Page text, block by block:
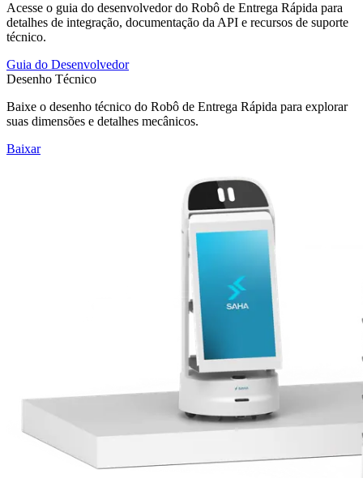
Acesse o guia do desenvolvedor do Robô de Entrega Rápida para
detalhes de integração, documentação da API e recursos de suporte
técnico.
Guia do Desenvolvedor
Desenho Técnico
Baixe o desenho técnico do Robô de Entrega Rápida para explorar
suas dimensões e detalhes mecânicos.
Baixar